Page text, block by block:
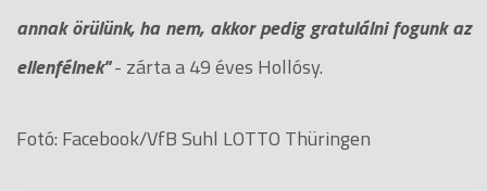
annak örülünk, ha nem, akkor pedig gratulálni fogunk az
ellenfélnek"- zárta a 49 éves Hollósy.
Fotó: Facebook/VfB Suhl LOTTO Thüringen